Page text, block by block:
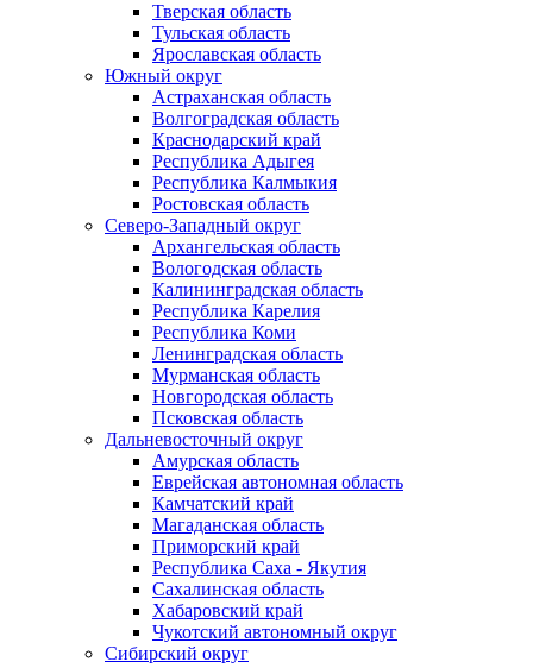
Тверская область
Тульская область
Ярославская область
Южный округ
Астраханская область
Волгоградская область
Краснодарский край
Республика Адыгея
Республика Калмыкия
Ростовская область
Северо-Западный округ
Архангельская область
Вологодская область
Калининградская область
Республика Карелия
Республика Коми
Ленинградская область
Мурманская область
Новгородская область
Псковская область
Дальневосточный округ
Амурская область
Еврейская автономная область
Камчатский край
Магаданская область
Приморский край
Республика Саха - Якутия
Сахалинская область
Хабаровский край
Чукотский автономный округ
Сибирский округ